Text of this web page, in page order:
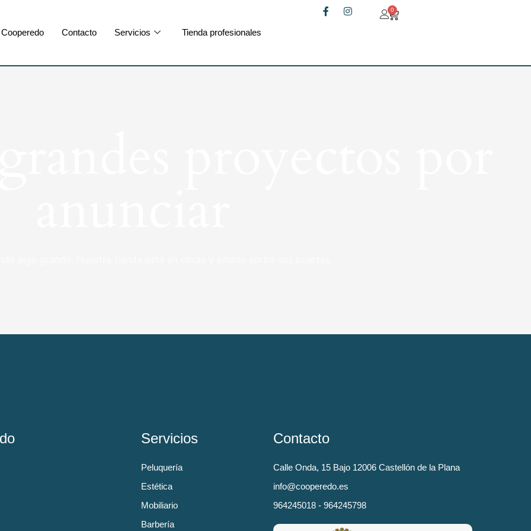
Cooperedo Contacto Servicios Tienda profesionales
0
Servicios
Peluquería
Estética
Mobiliario
Barbería
Contacto
Calle Onda, 15 Bajo 12006 Castellón de la Plana
info@cooperedo.es
964245018 - 964245798